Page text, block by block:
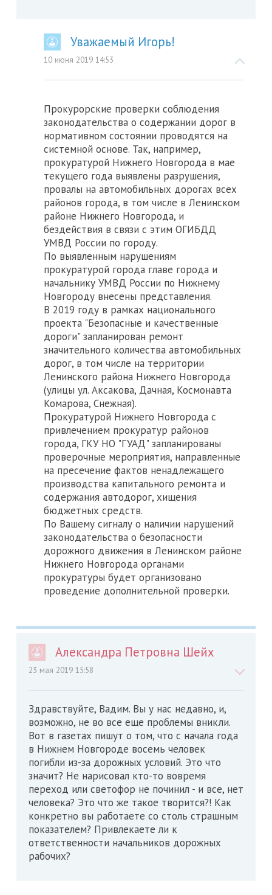
Уважаемый Игорь!
10 июня 2019 14:53
Прокурорские проверки соблюдения
законодательства о содержании дорог в
нормативном состоянии проводятся на
системной основе. Так, например,
прокуратурой Нижнего Новгорода в мае
текущего года выявлены разрушения,
провалы на автомобильных дорогах всех
районов города, в том числе в Ленинском
районе Нижнего Новгорода, и
бездействия в связи с этим ОГИБДД
УМВД России по городу.
По выявленным нарушениям
прокуратурой города главе города и
начальнику УМВД России по Нижнему
Новгороду внесены представления.
В 2019 году в рамках национального
проекта "Безопасные и качественные
дороги" запланирован ремонт
значительного количества автомобильных
дорог, в том числе на территории
Ленинского района Нижнего Новгорода
(улицы ул. Аксакова, Дачная, Космонавта
Комарова, Снежная).
Прокуратурой Нижнего Новгорода с
привлечением прокуратур районов
города, ГКУ НО "ГУАД" запланированы
проверочные мероприятия, направленные
на пресечение фактов ненадлежащего
производства капитального ремонта и
содержания автодорог, хищения
бюджетных средств.
По Вашему сигналу о наличии нарушений
законодательства о безопасности
дорожного движения в Ленинском районе
Нижнего Новгорода органами
прокуратуры будет организовано
проведение дополнительной проверки.
Александра Петровна Шейх
23 мая 2019 15:58
Здравствуйте, Вадим. Вы у нас недавно, и,
возможно, не во все еще проблемы вникли.
Вот в газетах пишут о том, что с начала года
в Нижнем Новгороде восемь человек
погибли из-за дорожных условий. Это что
значит? Не нарисовал кто-то вовремя
переход или светофор не починил - и все, нет
человека? Это что же такое творится?! Как
конкретно вы работаете со столь страшным
показателем? Привлекаете ли к
ответственности начальников дорожных
рабочих?